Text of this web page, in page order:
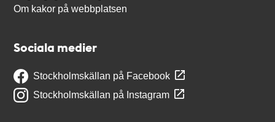
Om kakor på webbplatsen
Sociala medier
Stockholmskällan på Facebook
Stockholmskällan på Instagram